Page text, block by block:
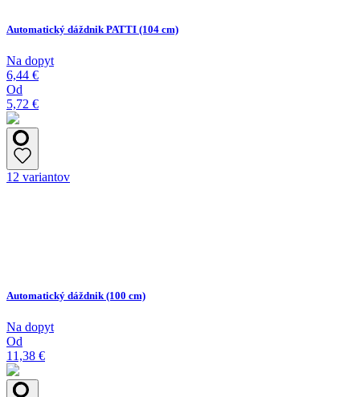
Automatický dáždnik PATTI (104 cm)
Na dopyt
6,44 €
Od
5,72 €
12 variantov
Automatický dáždnik (100 cm)
Na dopyt
Od
11,38 €